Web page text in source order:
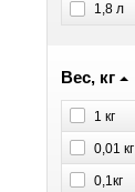
1,8 л
Вес, кг
1 кг
0,01 кг
0,1кг